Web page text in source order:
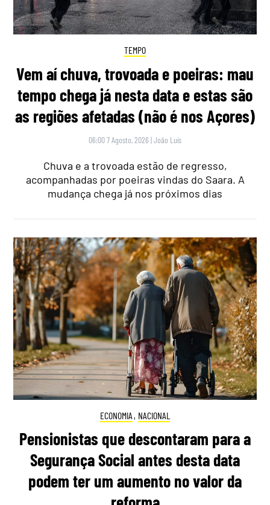
TEMPO
Vem aí chuva, trovoada e poeiras: mau
tempo chega já nesta data e estas são
as regiões afetadas (não é nos Açores)
06:00 7 Agosto, 2026 |João Luís
Chuva e a trovoada estão de regresso,
acompanhadas por poeiras vindas do Saara. A
mudança chega já nos próximos dias
ECONOMIA , NACIONAL
Pensionistas que descontaram para a
Segurança Social antes desta data
podem ter um aumento no valor da